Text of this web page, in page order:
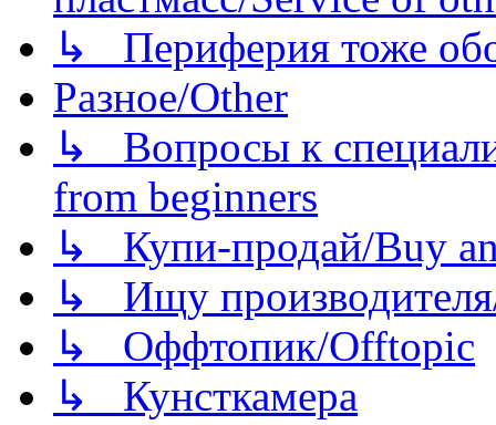
↳ Периферия тоже
Разное/Other
↳ Вопросы к
from beginners
↳ Купи-продай/Buy
↳ Ищу
↳ Оффтопик/Offtopic
↳ Кунсткамера